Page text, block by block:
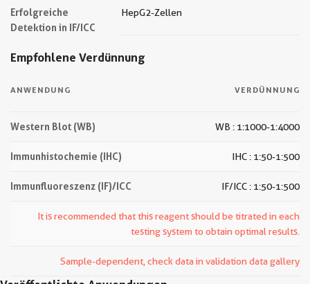
Erfolgreiche
Detektion in IF/ICC
HepG2-Zellen
Empfohlene Verdünnung
ANWENDUNG VERDÜNNUNG
Western Blot (WB) WB : 1:1000-1:4000
Immunhistochemie (IHC) IHC : 1:50-1:500
Immunfluoreszenz (IF)/ICC IF/ICC : 1:50-1:500
It is recommended that this reagent should be titrated in each
testing system to obtain optimal results.
Sample-dependent, check data in validation data gallery